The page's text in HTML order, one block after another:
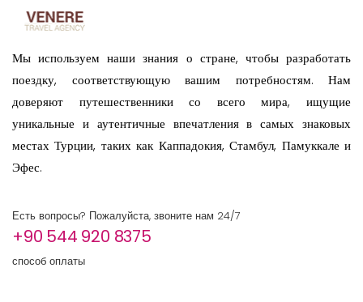
Мы используем наши знания о стране, чтобы разработать
поездку, соответствующую вашим потребностям. Нам
доверяют путешественники со всего мира, ищущие
уникальные и аутентичные впечатления в самых знаковых
местах Турции, таких как Каппадокия, Стамбул, Памуккале и
Эфес.
Есть вопросы? Пожалуйста, звоните нам 24/7
+90 544 920 8375
способ оплаты